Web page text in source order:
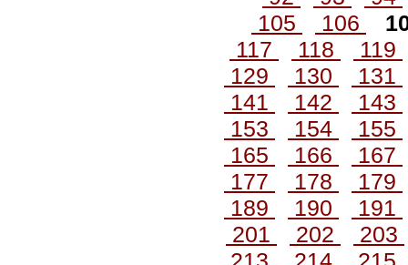
105
106
117
118
119
129
130
131
141
142
143
153
154
155
165
166
167
177
178
179
189
190
191
201
202
203